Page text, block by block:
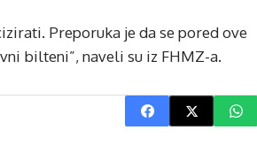
Preporuka je da se pored ove
bilteni”, naveli su iz FHMZ-a.